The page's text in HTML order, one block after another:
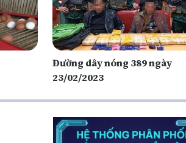
Đường dây nóng 389 ngày
23/02/2023